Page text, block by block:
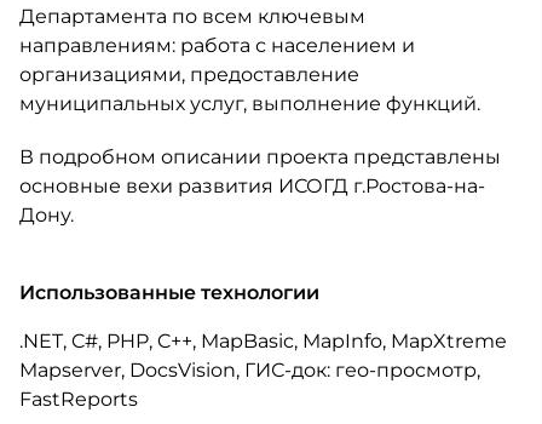
Департамента по всем ключевым
направлениям: работа с населением и
организациями, предоставление
муниципальных услуг, выполнение функций.
В подробном описании проекта представлены
основные вехи развития ИСОГД г.Ростова-на-
Дону.
Использованные технологии
.NET, C#, PHP, C++, MapBasic, MapInfo, MapXtreme
Mapserver, DocsVision, ГИС-док: гео-просмотр,
FastReports